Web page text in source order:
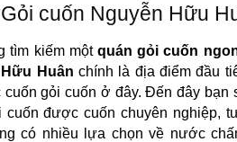
Gỏi cuốn Nguyễn Hữu
tìm kiếm một quán gỏi cuốn
Huân chính là địa điểm đầu
cuốn gỏi cuốn ở đây. Đến đây
cuốn được cuốn chuyên nghiệp,
có nhiều lựa chọn về nước